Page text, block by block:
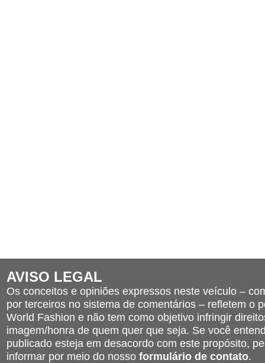
AVISO LEGAL
Os conceitos e opiniões expressos neste veículo –
por terceiros no sistema de comentários – refletem o
World Fashion e não tem como objetivo infringir
imagem/honra de quem quer que seja. Se você
publicado esteja em desacordo com este propósito,
informar por meio do nosso formulário de contato.